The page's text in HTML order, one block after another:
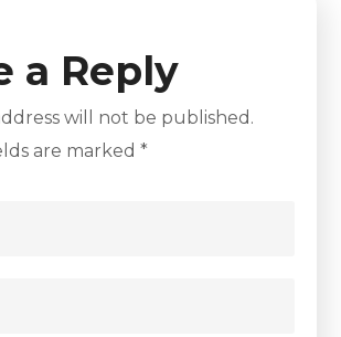
a Reply
will not be published.
are marked*